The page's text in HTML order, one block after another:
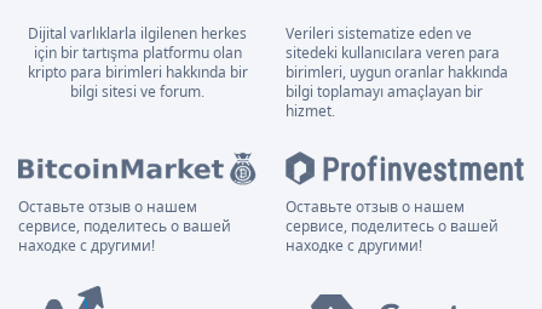
Dijital varlıklarla ilgilenen herkes
için bir tartışma platformu olan
kripto para birimleri hakkında bir
bilgi sitesi ve forum.
Verileri sistematize eden ve
sitedeki kullanıcılara veren para
birimleri, uygun oranlar hakkında
bilgi toplamayı amaçlayan bir
hizmet.
Оставьте отзыв о нашем
сервисе, поделитесь о вашей
находке с другими!
Оставьте отзыв о нашем
сервисе, поделитесь о вашей
находке с другими!